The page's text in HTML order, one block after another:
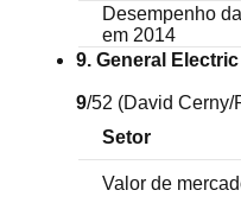
Desempenho
em 2014
9. General Electric
9/52 (David Cerny/
Setor
Valor de